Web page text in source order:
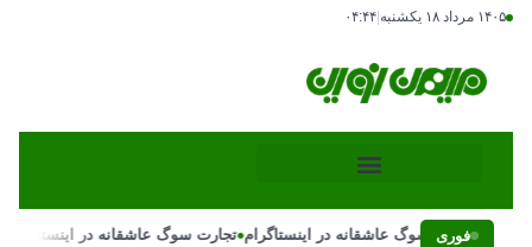
۱۴۰۵ مرداد ۱۸ یکشنبه ۰۴:۴۴
فوری
تجارت سوگ عاشقانه در اینستاگرام•تجارت سوگ عاشقانه در اینستاگرام